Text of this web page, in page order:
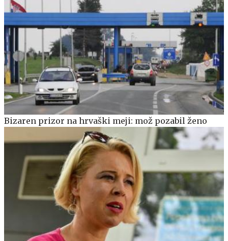
Bizaren prizor na hrvaški meji: mož pozabil ženo